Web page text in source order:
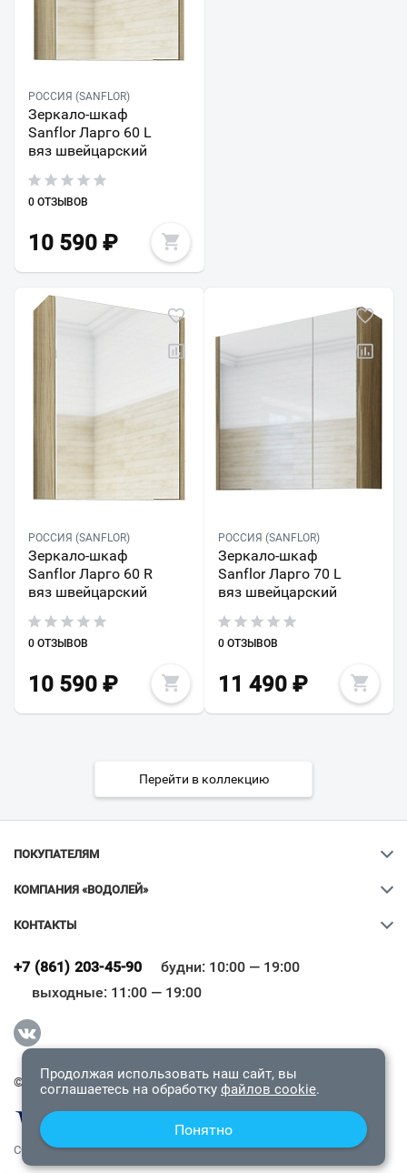
РОССИЯ (SANFLOR)
Зеркало-шкаф
Sanflor Ларго 60 L
вяз швейцарский
0 ОТЗЫВОВ
10 590 ₽
РОССИЯ (SANFLOR)
Зеркало-шкаф
Sanflor Ларго 60 R
вяз швейцарский
0 ОТЗЫВОВ
10 590 ₽
РОССИЯ (SANFLOR)
Зеркало-шкаф
Sanflor Ларго 70 L
вяз швейцарский
0 ОТЗЫВОВ
11 490₽
Перейти в коллекцию
ПОКУПАТЕЛЯМ
КОМПАНИЯ «ВОДОЛЕЙ»
КОНТАКТЫ
+7 (861) 203-45-90
будни: 10:00 — 19:00
выходные: 11:00 — 19:00
© 2009-2026 «Водолей Онлайн». Все права защищены.
СОГЛАШЕНИЕ О КОНФИДЕНЦИАЛЬНОСТИ
Всё верно
Продолжая использовать наш сайт, вы
соглашаетесь на обработку файлов cookie.
Понятно